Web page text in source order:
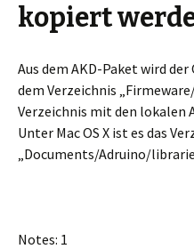
kopiert
Aus dem AKD-Paket wird der
dem Verzeichnis
Verzeichnis mit den
Unter Mac OS X ist es das
„Documents/Adruino/
Notes: 1